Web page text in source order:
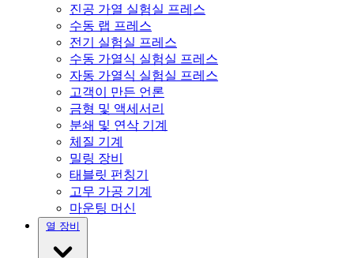
진공 가열 실험실 프레스
수동 랩 프레스
전기 실험실 프레스
수동 가열식 실험실 프레스
자동 가열식 실험실 프레스
고객이 만든 언론
금형 및 액세서리
분쇄 및 연삭 기계
체질 기계
밀링 장비
태블릿 펀칭기
고무 가공 기계
마운팅 머신
열 장비